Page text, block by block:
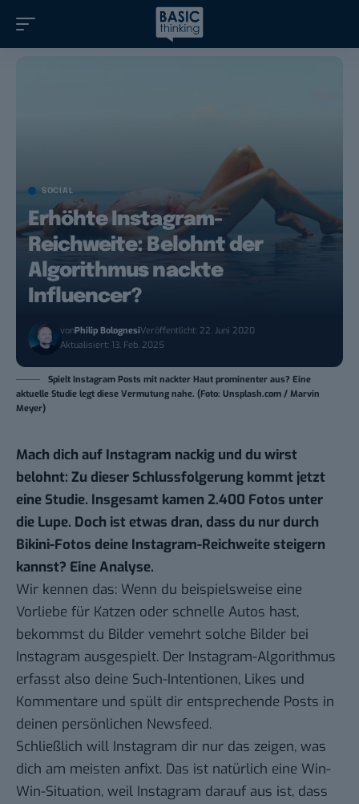
SOCIAL
Erhöhte Instagram-
Reichweite: Belohnt der
Algorithmus nackte
Influencer?
vonPhilip BolognesiVeröffentlicht: 22. Juni 2020
Aktualisiert: 13. Feb. 2025
Spielt Instagram Posts mit nackter Haut prominenter aus? Eine
aktuelle Studie legt diese Vermutung nahe. (Foto: Unsplash.com / Marvin
Meyer)
Mach dich auf Instagram nackig und du wirst
belohnt: Zu dieser Schlussfolgerung kommt jetzt
eine Studie. Insgesamt kamen 2.400 Fotos unter
die Lupe. Doch ist etwas dran, dass du nur durch
Bikini-Fotos deine Instagram-Reichweite steigern
kannst? Eine Analyse.
Wir kennen das: Wenn du beispielsweise eine
Vorliebe für Katzen oder schnelle Autos hast,
bekommst du Bilder vemehrt solche Bilder bei
Instagram ausgespielt. Der Instagram-Algorithmus
erfasst also deine Such-Intentionen, Likes und
Kommentare und spült dir entsprechende Posts in
deinen persönlichen Newsfeed.
Schließlich will Instagram dir nur das zeigen, was
dich am meisten anfixt. Das ist natürlich eine Win-
Win-Situation, weil Instagram darauf aus ist, dass